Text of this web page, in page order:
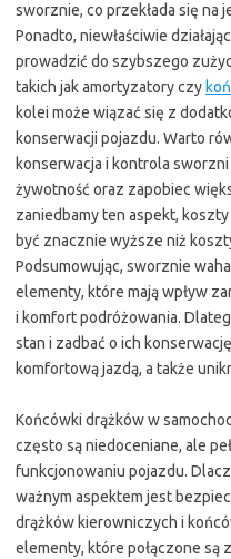
sworznie, co przekłada się na
Ponadto, niewłaściwie
prowadzić do szybszego
takich jak amortyzatory czy
kolei może wiązać się z
konserwacji pojazdu. Warto
konserwacja i kontrola
żywotność oraz zapobiec
zaniedbamy ten aspekt,
być znacznie wyższe niż
Podsumowując, sworznie
elementy, które mają wpływ
i komfort podróżowania.
stan i zadbać o ich
komfortową jazdą, a także
Końcówki drążków w
często są niedoceniane, ale
funkcjonowaniu pojazdu.
ważnym aspektem jest
drążków kierowniczych i
elementy, które połączone są